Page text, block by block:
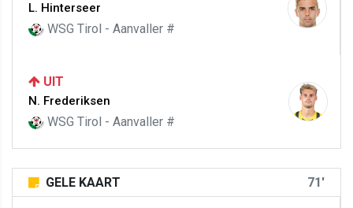
L. Hinterseer
WSG Tirol - Aanvaller #
UIT
N. Frederiksen
WSG Tirol - Aanvaller #
GELE KAART 71'